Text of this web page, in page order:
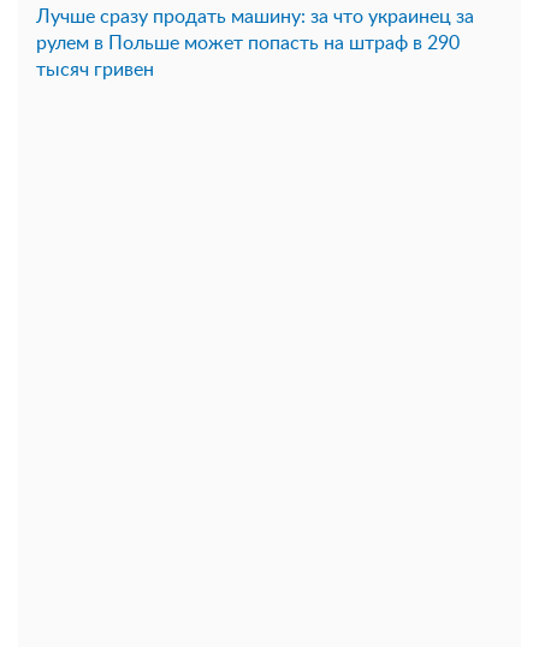
Лучше сразу продать машину: за что украинец за
рулем в Польше может попасть на штраф в 290
тысяч гривен